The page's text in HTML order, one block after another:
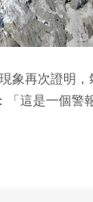
象再次證明，
這是一個警